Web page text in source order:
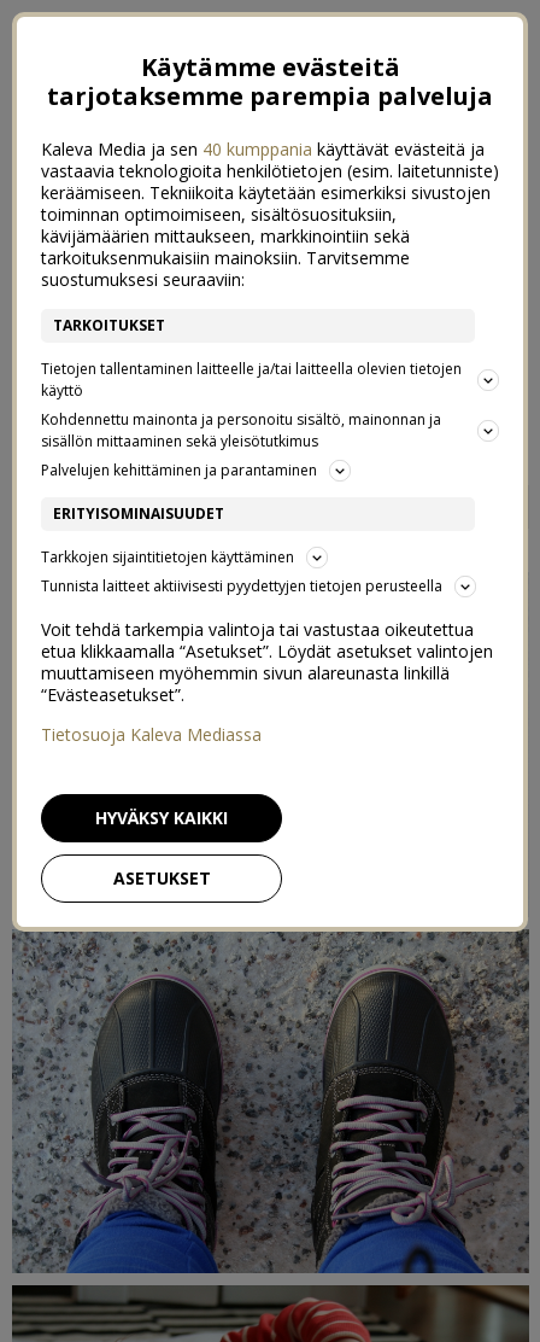
2013
Käytämme evästeitä
tarjotaksemme parempia palveluja
Kaleva Media ja sen 40 kumppania käyttävät evästeitä ja
vastaavia teknologioita henkilötietojen (esim. laitetunniste)
keräämiseen. Tekniikoita käytetään esimerkiksi sivustojen
toiminnan optimoimiseen, sisältösuosituksiin,
kävijämäärien mittaukseen, markkinointiin sekä
tarkoituksenmukaisiin mainoksiin. Tarvitsemme
suostumuksesi seuraaviin:
TARKOITUKSET
Tietojen tallentaminen laitteelle ja/tai laitteella olevien tietojen
käyttö
Kohdennettu mainonta ja personoitu sisältö, mainonnan ja
sisällön mittaaminen sekä yleisötutkimus
Palvelujen kehittäminen ja parantaminen
ERITYISOMINAISUUDET
Tarkkojen sijaintitietojen käyttäminen
Tunnista laitteet aktiivisesti pyydettyjen tietojen perusteella
Voit tehdä tarkempia valintoja tai vastustaa oikeutettua
etua klikkaamalla “Asetukset”. Löydät asetukset valintojen
muuttamiseen myöhemmin sivun alareunasta linkillä
“Evästeasetukset”.
Tietosuoja Kaleva Mediassa
ASETUKSET
HYVÄKSY KAIKKI